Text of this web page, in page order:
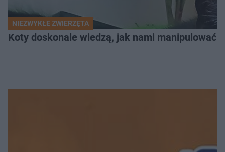
NIEZWYKŁE ZWIERZĘTA
Koty doskonale wiedzą, jak nami